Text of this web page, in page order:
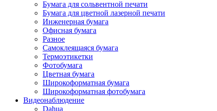
Бумага для сольвентной печати
Бумага для цветной лазерной печати
Инженерная бумага
Офисная бумага
Разное
Самоклеящаяся бумага
Термоэтикетки
Фотобумага
Цветная бумага
Широкоформатная бумага
Широкоформатная фотобумага
Видеонаблюдение
Dahua